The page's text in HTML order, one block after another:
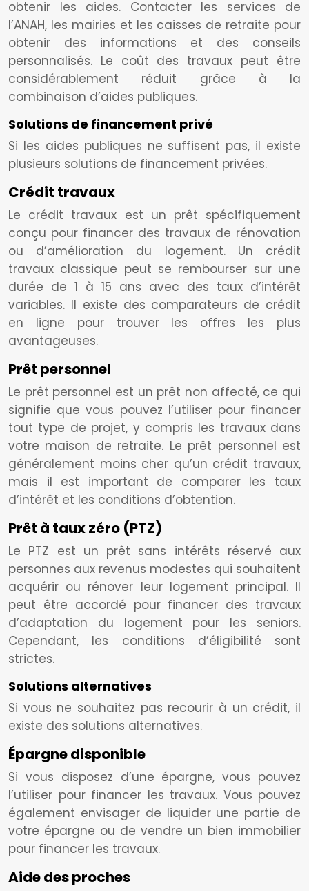
obtenir les aides. Contacter les services de
l’ANAH, les mairies et les caisses de retraite pour
obtenir des informations et des conseils
personnalisés. Le coût des travaux peut être
considérablement réduit grâce à la
combinaison d’aides publiques.
Solutions de financement privé
Si les aides publiques ne suffisent pas, il existe
plusieurs solutions de financement privées.
Crédit travaux
Le crédit travaux est un prêt spécifiquement
conçu pour financer des travaux de rénovation
ou d’amélioration du logement. Un crédit
travaux classique peut se rembourser sur une
durée de 1 à 15 ans avec des taux d’intérêt
variables. Il existe des comparateurs de crédit
en ligne pour trouver les offres les plus
avantageuses.
Prêt personnel
Le prêt personnel est un prêt non affecté, ce qui
signifie que vous pouvez l’utiliser pour financer
tout type de projet, y compris les travaux dans
votre maison de retraite. Le prêt personnel est
généralement moins cher qu’un crédit travaux,
mais il est important de comparer les taux
d’intérêt et les conditions d’obtention.
Prêt à taux zéro (PTZ)
Le PTZ est un prêt sans intérêts réservé aux
personnes aux revenus modestes qui souhaitent
acquérir ou rénover leur logement principal. Il
peut être accordé pour financer des travaux
d’adaptation du logement pour les seniors.
Cependant, les conditions d’éligibilité sont
strictes.
Solutions alternatives
Si vous ne souhaitez pas recourir à un crédit, il
existe des solutions alternatives.
Épargne disponible
Si vous disposez d’une épargne, vous pouvez
l’utiliser pour financer les travaux. Vous pouvez
également envisager de liquider une partie de
votre épargne ou de vendre un bien immobilier
pour financer les travaux.
Aide des proches